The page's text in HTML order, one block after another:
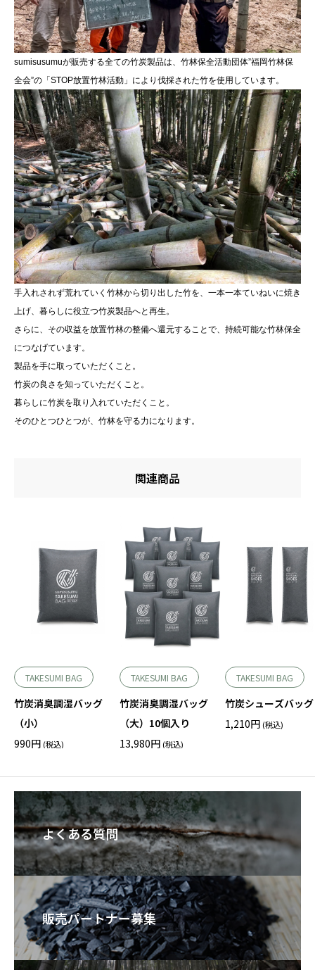
sumisusumuが販売する全ての竹炭製品は、竹林保全活動団体”福岡竹林保
全会”の「STOP放置竹林活動」により伐採された竹を使用しています。
手入れされず荒れていく竹林から切り出した竹を、一本一本ていねいに焼き
上げ、暮らしに役立つ竹炭製品へと再生。
さらに、その収益を放置竹林の整備へ還元することで、持続可能な竹林保全
につなげています。
製品を手に取っていただくこと。
竹炭の良さを知っていただくこと。
暮らしに竹炭を取り入れていただくこと。
そのひとつひとつが、竹林を守る力になります。
関連商品
TAKESUMI BAG
竹炭消臭調湿バッグ
（小）
990円 (税込)
TAKESUMI BAG
竹炭消臭調湿バッグ
（大）10個入り
13,980円 (税込)
TAKESUMI BAG
竹炭シューズバッグ
1,210円 (税込)
よくある質問
販売パートナー募集